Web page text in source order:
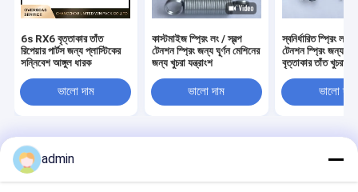
6s RX6 বৃত্তাকার তাঁত
রিপেয়ার পার্টস জন্য প্লাস্টিকের
সন্নিবেশ আঙ্গুল ধারক
ভালো দাম
কাস্টমাইজ স্প্রিং লং / স্বল্প
টেনশন স্প্রিং জন্য ঘূর্ণন মেশিনের
জন্য খুচরা যন্ত্রাংশ
ভালো দাম
স্বনির্ধারিত স্প্রিং
টেনশন স্প্রিং জন্য
বৃত্তাকার তাঁত খুচরা
ভালো দাম
বাড়ি
সাইট ম্যাপ
Privacy Policy
admin